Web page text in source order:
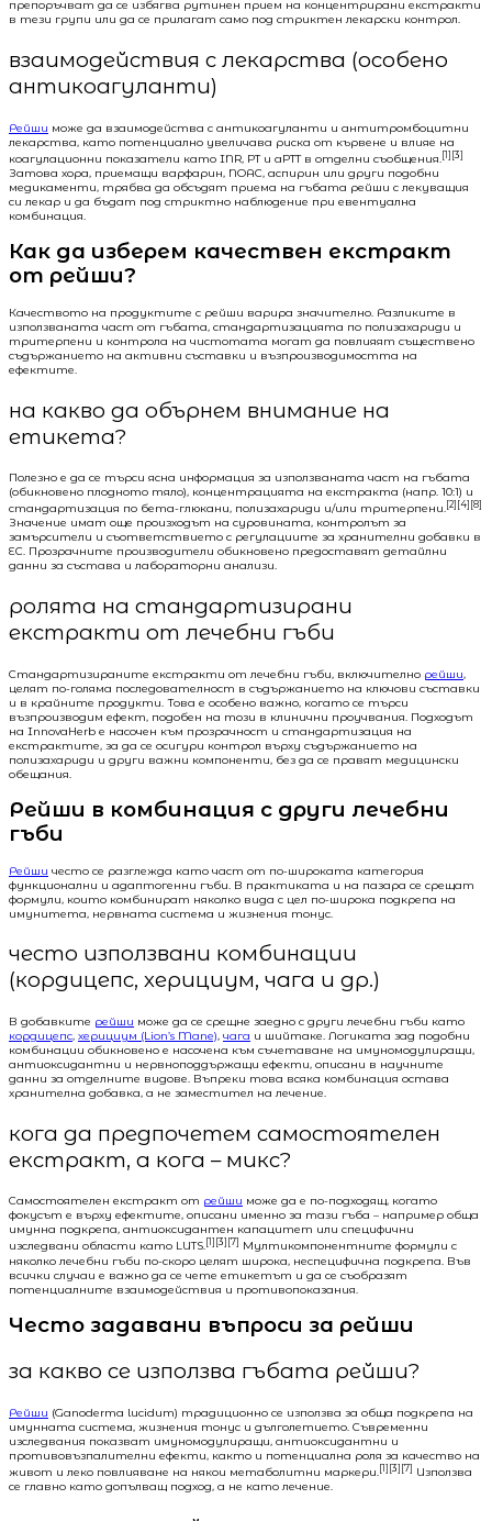
препоръчват да се избягва рутинен прием на концентрирани екстракти
в тези групи или да се прилагат само под стриктен лекарски контрол.
взаимодействия с лекарства (особено
антикоагуланти)
Рейши може да взаимодейства с антикоагуланти и антитромбоцитни
лекарства, като потенциално увеличава риска от кървене и влияе на
коагулационни показатели като INR, PT и aPTT в отделни съобщения.[1][3]
Затова хора, приемащи варфарин, NOAC, аспирин или други подобни
медикаменти, трябва да обсъдят приема на гъбата рейши с лекуващия
си лекар и да бъдат под стриктно наблюдение при евентуална
комбинация.
Как да изберем качествен екстракт
от рейши?
Качеството на продуктите с рейши варира значително. Разликите в
използваната част от гъбата, стандартизацията по полизахариди и
тритерпени и контрола на чистотата могат да повлияят съществено
съдържанието на активни съставки и възпроизводимостта на
ефектите.
на какво да обърнем внимание на
етикета?
Полезно е да се търси ясна информация за използваната част на гъбата
(обикновено плодното тяло), концентрацията на екстракта (напр. 10:1) и
стандартизация по бета-глюкани, полизахариди и/или тритерпени.[2][4][8]
Значение имат още произходът на суровината, контролът за
замърсители и съответствието с регулациите за хранителни добавки в
ЕС. Прозрачните производители обикновено предоставят детайлни
данни за състава и лабораторни анализи.
ролята на стандартизирани
екстракти от лечебни гъби
Стандартизираните екстракти от лечебни гъби, включително рейши,
целят по-голяма последователност в съдържанието на ключови съставки
и в крайните продукти. Това е особено важно, когато се търси
възпроизводим ефект, подобен на този в клинични проучвания. Подходът
на InnovaHerb е насочен към прозрачност и стандартизация на
екстрактите, за да се осигури контрол върху съдържанието на
полизахариди и други важни компоненти, без да се правят медицински
обещания.
Рейши в комбинация с други лечебни
гъби
Рейши често се разглежда като част от по-широката категория
функционални и адаптогенни гъби. В практиката и на пазара се срещат
формули, които комбинират няколко вида с цел по-широка подкрепа на
имунитета, нервната система и жизнения тонус.
често използвани комбинации
(кордицепс, херициум, чага и др.)
В добавките рейши може да се срещне заедно с други лечебни гъби като
кордицепс, херициум (Lion’s Mane), чага и шийтаке. Логиката зад подобни
комбинации обикновено е насочена към съчетаване на имуномодулиращи,
антиоксидантни и нервноподдържащи ефекти, описани в научните
данни за отделните видове. Въпреки това всяка комбинация остава
хранителна добавка, а не заместител на лечение.
кога да предпочетем самостоятелен
екстракт, а кога – микс?
Самостоятелен екстракт от рейши може да е по-подходящ, когато
фокусът е върху ефектите, описани именно за тази гъба – например обща
имунна подкрепа, антиоксидантен капацитет или специфични
изследвани области като LUTS.[1][3][7] Мултикомпонентните формули с
няколко лечебни гъби по-скоро целят широка, неспецифична подкрепа. Във
всички случаи е важно да се чете етикетът и да се съобразят
потенциалните взаимодействия и противопоказания.
Често задавани въпроси за рейши
за какво се използва гъбата рейши?
Рейши (Ganoderma lucidum) традиционно се използва за обща подкрепа на
имунната система, жизнения тонус и дълголетието. Съвременни
изследвания показват имуномодулиращи, антиоксидантни и
противовъзпалителни ефекти, както и потенциална роля за качество на
живот и леко повлияване на някои метаболитни маркери.[1][3][7] Използва
се главно като допълващ подход, а не като лечение.